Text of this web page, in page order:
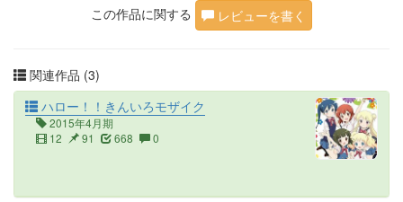
この作品に関する レビューを書く
関連作品 (3)
ハロー！！きんいろモザイク
2015年4月期
12
91 668 0